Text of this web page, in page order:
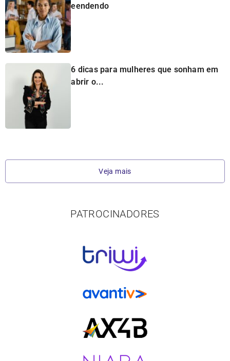
eendendo
6 dicas para mulheres que sonham em
abrir o...
Veja mais
PATROCINADORES